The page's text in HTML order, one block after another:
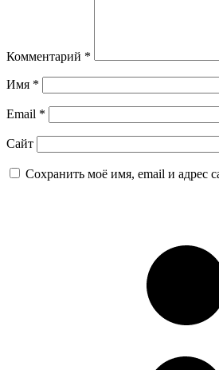
Комментарий *
Имя *
Email *
Сайт
Сохранить моё имя, email и адрес